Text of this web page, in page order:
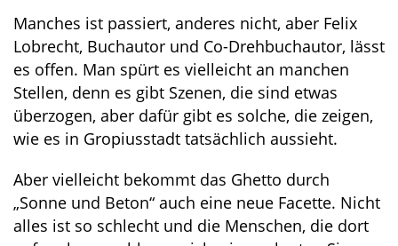
Manches ist passiert, anderes nicht, aber Felix
Lobrecht, Buchautor und Co-Drehbuchautor, lässt
es offen. Man spürt es vielleicht an manchen
Stellen, denn es gibt Szenen, die sind etwas
überzogen, aber dafür gibt es solche, die zeigen,
wie es in Gropiusstadt tatsächlich aussieht.
Aber vielleicht bekommt das Ghetto durch
„Sonne und Beton“ auch eine neue Facette. Nicht
alles ist so schlecht und die Menschen, die dort